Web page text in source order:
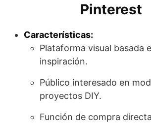
Pinterest
Características:
Plataforma visual basada
inspiración.
Público interesado en
proyectos DIY.
Función de compra